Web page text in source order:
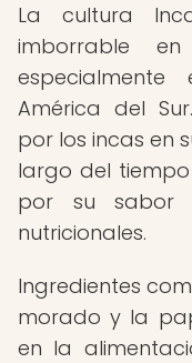
La cultura
imborrable
América del
por los incas en
largo del
por su sabor
nutricionales.
Ingredientes
morado y la
en la